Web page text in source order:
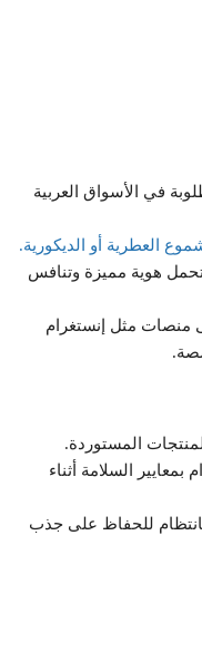
في الأسواق العربية
العطرية أو الديكورية.
هوية مميزة وتنافس
منصات مثل إنستغرام
المستوردة.
السلامة أثناء
بانتظام للحفاظ على جذب